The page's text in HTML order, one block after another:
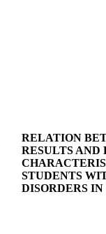
RELATION
RESULTS AND
STUDENTS
DISORDERS